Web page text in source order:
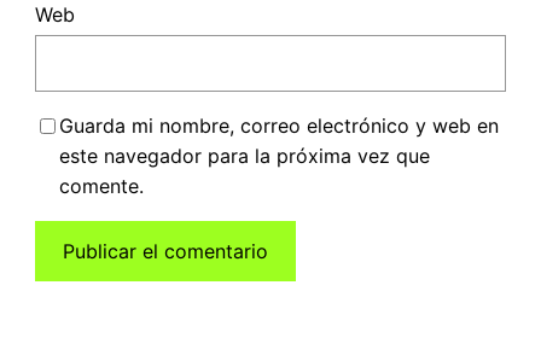
Web
Guarda mi nombre, correo electrónico y web en
este navegador para la próxima vez que
comente.